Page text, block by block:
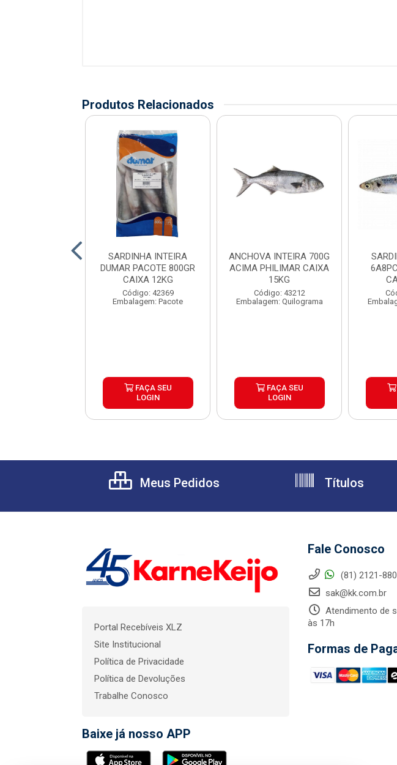
Produtos Relacionados
SARDINHA INTEIRA
DUMAR PACOTE 800GR
CAIXA 12KG
Código: 42369
Embalagem: Pacote
FAÇA SEU
LOGIN
ANCHOVA INTEIRA 700G
ACIMA PHILIMAR CAIXA
15KG
Código: 43212
Embalagem: Quilograma
FAÇA SEU
LOGIN
Meus Pedidos Títulos
Portal Recebíveis XLZ
Site Institucional
Política de Privacidade
Política de Devoluções
Trabalhe Conosco
Baixe já nosso APP
Fale Conosco
(81) 2121-
sak@kk.com.br
Atendimento de
às 17h
Formas de